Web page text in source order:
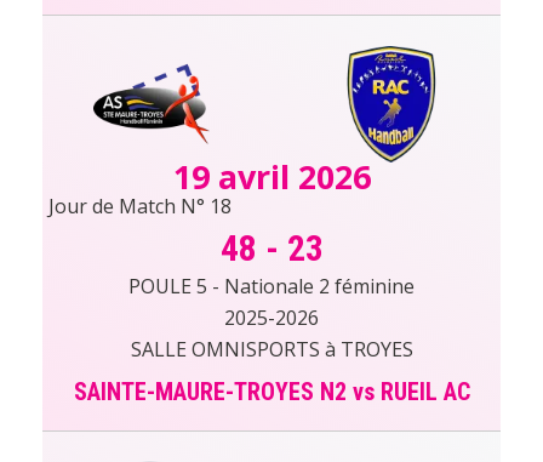
19 avril 2026
Jour de Match N° 18
48 - 23
POULE 5 - Nationale 2 féminine
2025-2026
SALLE OMNISPORTS à TROYES
SAINTE-MAURE-TROYES N2 vs RUEIL AC